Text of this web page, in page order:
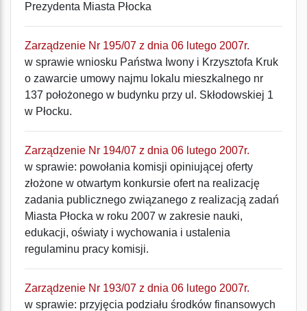
Prezydenta Miasta Płocka
Zarządzenie Nr 195/07 z dnia 06 lutego 2007r.
w sprawie wniosku Państwa Iwony i Krzysztofa Kruk
o zawarcie umowy najmu lokalu mieszkalnego nr
137 położonego w budynku przy ul. Skłodowskiej 1
w Płocku.
Zarządzenie Nr 194/07 z dnia 06 lutego 2007r.
w sprawie: powołania komisji opiniującej oferty
złożone w otwartym konkursie ofert na realizację
zadania publicznego związanego z realizacją zadań
Miasta Płocka w roku 2007 w zakresie nauki,
edukacji, oświaty i wychowania i ustalenia
regulaminu pracy komisji.
Zarządzenie Nr 193/07 z dnia 06 lutego 2007r.
w sprawie: przyjęcia podziału środków finansowych